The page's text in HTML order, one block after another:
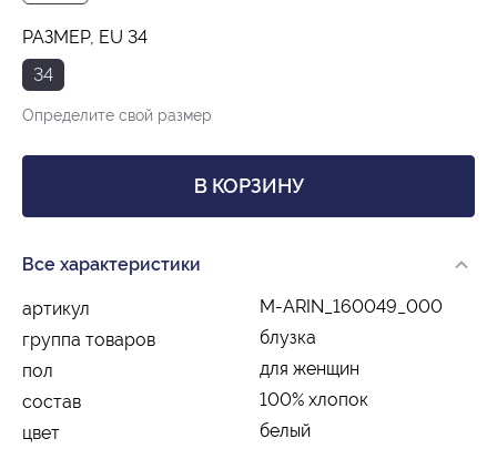
РАЗМЕР, EU 34
34
Определите свой размер
В КОРЗИНУ
Все характеристики
артикул
M-ARIN_160049_000
группа товаров
блузка
пол
для женщин
состав
100% хлопок
цвет
белый